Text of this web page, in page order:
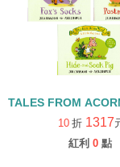
TALES FROM
10 折 1317
紅利 0 點